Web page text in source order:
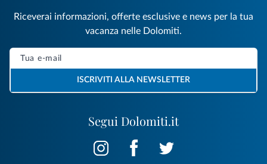
Segui Dolomiti.it
Riceverai informazioni, offerte esclusive e news per la tua
vacanza nelle Dolomiti.
ISCRIVITI ALLA NEWSLETTER